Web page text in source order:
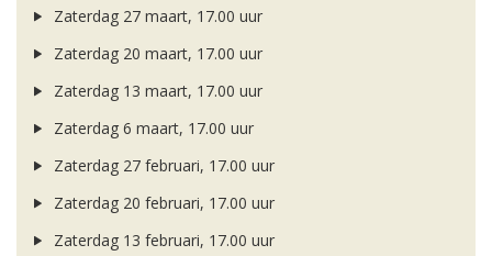
Zaterdag 27 maart, 17.00 uur
Zaterdag 20 maart, 17.00 uur
Zaterdag 13 maart, 17.00 uur
Zaterdag 6 maart, 17.00 uur
Zaterdag 27 februari, 17.00 uur
Zaterdag 20 februari, 17.00 uur
Zaterdag 13 februari, 17.00 uur